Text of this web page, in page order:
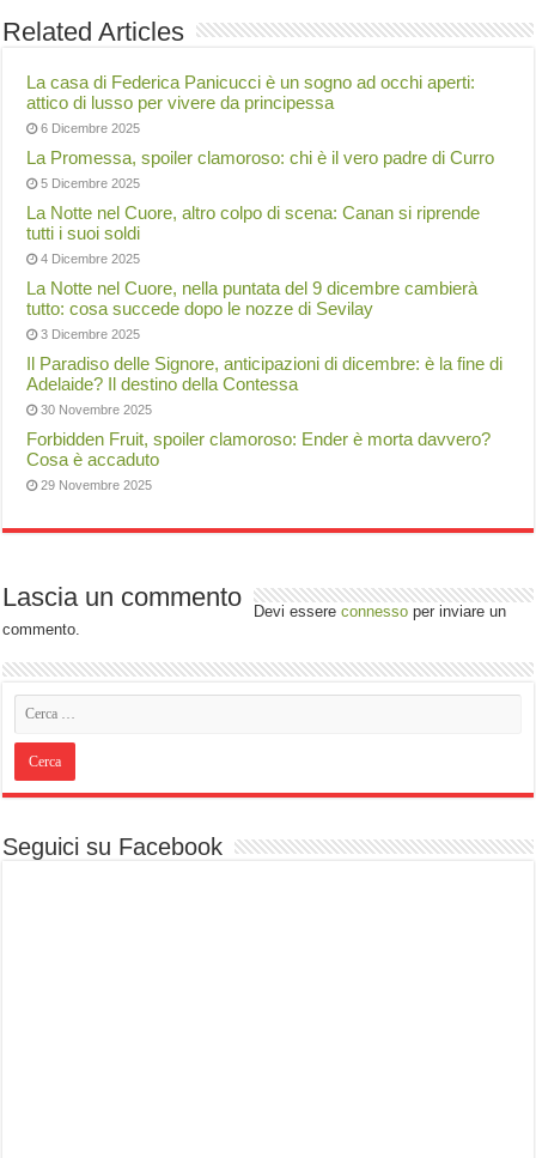
Related Articles
La casa di Federica Panicucci è un sogno ad occhi aperti:
attico di lusso per vivere da principessa
6 Dicembre 2025
La Promessa, spoiler clamoroso: chi è il vero padre di Curro
5 Dicembre 2025
La Notte nel Cuore, altro colpo di scena: Canan si riprende
tutti i suoi soldi
4 Dicembre 2025
La Notte nel Cuore, nella puntata del 9 dicembre cambierà
tutto: cosa succede dopo le nozze di Sevilay
3 Dicembre 2025
Il Paradiso delle Signore, anticipazioni di dicembre: è la fine di
Adelaide? Il destino della Contessa
30 Novembre 2025
Forbidden Fruit, spoiler clamoroso: Ender è morta davvero?
Cosa è accaduto
29 Novembre 2025
Lascia un commento Devi essereconnesso per inviare un
commento.
Seguici su Facebook